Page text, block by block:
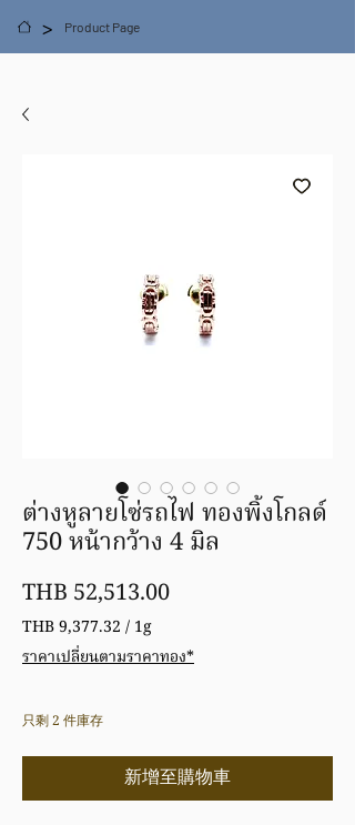
> Product Page
ต่างหูลายโซ่รถไฟ ทองพิ้งโกลด์
750 หน้ากว้าง 4 มิล
THB 52,513.00價
THB 9,377.32 / 1g
每
1
克
之
價
為
ราคาเปลี่ยนตามราคาทอง*
只剩 2 件庫存
新增至購物車